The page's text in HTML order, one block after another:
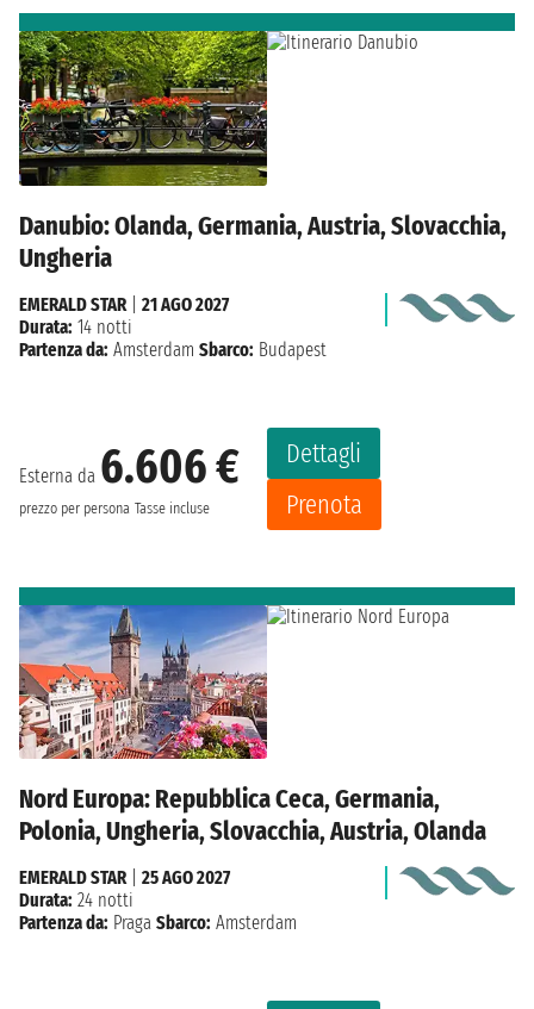
Danubio: Olanda, Germania, Austria, Slovacchia,
Ungheria
Esterna da 6.606 €
prezzo per persona Tasse incluse
Dettagli
Prenota
EMERALD STAR
21 AGO 2027
Durata: 14 notti
Partenza da: Amsterdam Sbarco: Budapest
Nord Europa: Repubblica Ceca, Germania,
Polonia, Ungheria, Slovacchia, Austria, Olanda
EMERALD STAR| 25 AGO 2027
Durata: 24 notti
Partenza da: Praga Sbarco: Amsterdam